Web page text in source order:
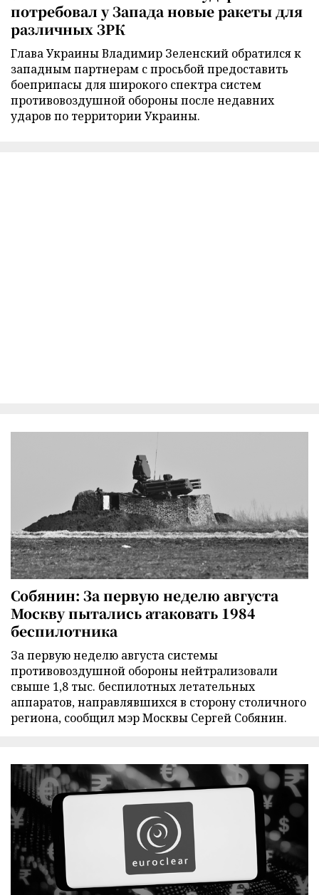
потребовал у Запада новые ракеты для
различных ЗРК
Глава Украины Владимир Зеленский обратился к
западным партнерам с просьбой предоставить
боеприпасы для широкого спектра систем
противовоздушной обороны после недавних
ударов по территории Украины.
Собянин: За первую неделю августа
Москву пытались атаковать 1984
беспилотника
За первую неделю августа системы
противовоздушной обороны нейтрализовали
свыше 1,8 тыс. беспилотных летательных
аппаратов, направлявшихся в сторону столичного
региона, сообщил мэр Москвы Сергей Собянин.